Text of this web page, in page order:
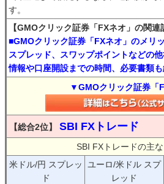
す。
【GMOクリック証券「FXネオ」の関連
■GMOクリック証券「FXネオ」のメリ
スプレッド、スワップポイントなどの
情報や口座開設までの時間、必要書類も
▼GMOクリック証券「
【総合2位】 SBI FXトレード
SBI FXトレードの主
米ドル/円 スプレッ
ド
ユーロ/米ドル スプ
レッド